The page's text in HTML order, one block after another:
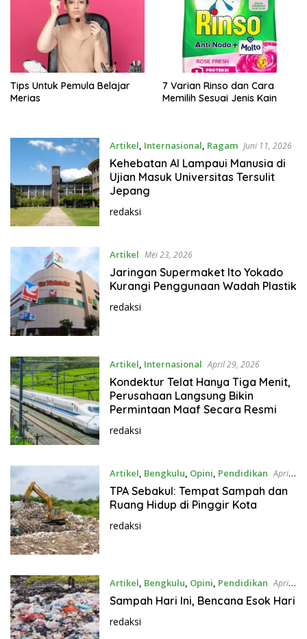
Tips Untuk Pemula Belajar
Merias
7 Varian Rinso dan Cara
Memilih Sesuai Jenis Kain
Artikel Internasional Ragam Juni 11, 2026
Kehebatan AI Lampaui Manusia di
Ujian Masuk Universitas Tersulit
Jepang
redaksi
Artikel Mei 23, 2026
Jaringan Supermaket Ito Yokado
Kurangi Penggunaan Wadah Plastik
redaksi
Artikel, Internasional April 29, 2026
Kondektur Telat Hanya Tiga Menit,
Perusahaan Langsung Bikin
Permintaan Maaf Secara Resmi
redaksi
Artikel, Bengkulu, Opini, Pendidikan April
25, 2026
TPA Sebakul: Tempat Sampah dan
Ruang Hidup di Pinggir Kota
redaksi
Artikel, Bengkulu, Opini, Pendidikan April
25, 2026
Sampah Hari Ini, Bencana Esok Hari
redaksi